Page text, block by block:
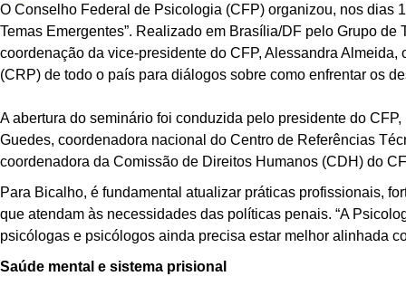
O Conselho Federal de Psicologia (CFP) organizou, nos dias
Temas Emergentes”. Realizado em Brasília/DF pelo Grupo
coordenação da vice-presidente do CFP, Alessandra Almeida,
(CRP) de todo o país para diálogos sobre como enfrentar os
A abertura do seminário foi conduzida pelo presidente do
Guedes, coordenadora nacional do Centro de Referências
coordenadora da Comissão de Direitos Humanos (CDH) do
Para Bicalho, é fundamental atualizar práticas profissionais,
que atendam às necessidades das políticas penais. “A
psicólogas e psicólogos ainda precisa estar melhor alinhada
Saúde mental e sistema prisional